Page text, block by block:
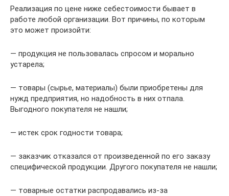
Реализация по цене ниже себестоимости бывает в
работе любой организации. Вот причины, по которым
это может произойти:
— продукция не пользовалась спросом и морально
устарела;
— товары (сырье, материалы) были приобретены для
нужд предприятия, но надобность в них отпала.
Выгодного покупателя не нашли;
— истек срок годности товара;
— заказчик отказался от произведенной по его заказу
специфической продукции. Другого покупателя не нашли;
— товарные остатки распродавались из-за